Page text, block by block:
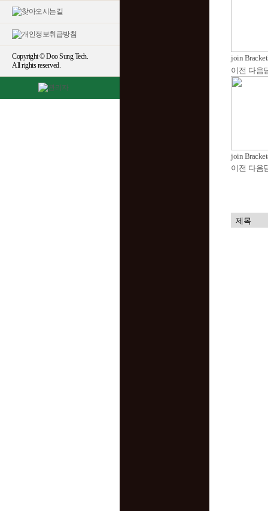
Copyright © Doo Sung Tech.
All rights reserved.
join
이전 다음
join
이전 다음